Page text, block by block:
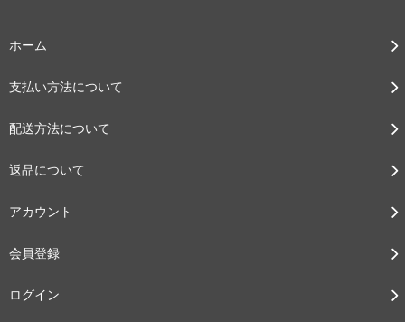
ホーム
支払い方法について
配送方法について
返品について
アカウント
会員登録
ログイン